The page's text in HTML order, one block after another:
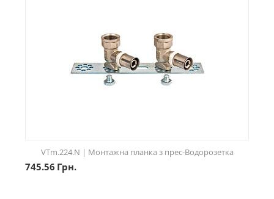
VTm.224.N | Монтажна планка з прес-Водорозетка
745.56 Грн.